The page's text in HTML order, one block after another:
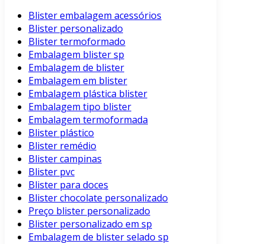
Blister embalagem acessórios
Blister personalizado
Blister termoformado
Embalagem blister sp
Embalagem de blister
Embalagem em blister
Embalagem plástica blister
Embalagem tipo blister
Embalagem termoformada
Blister plástico
Blister remédio
Blister campinas
Blister pvc
Blister para doces
Blister chocolate personalizado
Preço blister personalizado
Blister personalizado em sp
Embalagem de blister selado sp